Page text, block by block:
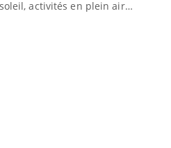
activités en plein air…